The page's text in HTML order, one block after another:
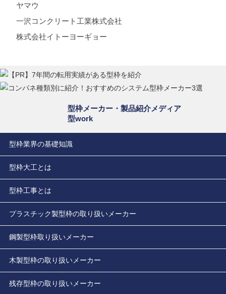
ヤマウ
一沢コンクリート工業株式会社
株式会社イトーヨーギョー
型枠メーカー・製品紹介メディア
型work
型枠業界の基礎知識
型枠大工とは
型枠工事とは
プラスチック製型枠の取り扱いメーカー
鋼製型枠取り扱いメーカー
木製型枠の取り扱いメーカー
残存型枠の取り扱いメーカー